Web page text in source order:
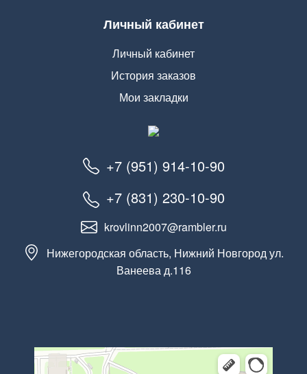
Личный кабинет
Личный кабинет
История заказов
Мои закладки
+7 (951) 914-10-90
+7 (831) 230-10-90
krovlinn2007@rambler.ru
Нижегородская область, Нижний Новгород ул.
Ванеева д.116